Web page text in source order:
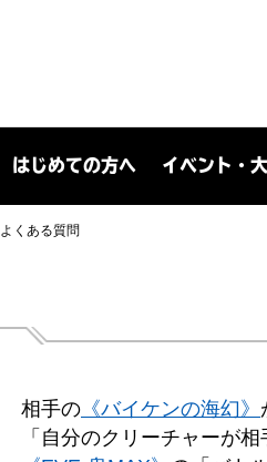
はじめての方へ イベント・
よくある質問
相手の 《バイケンの海幻》
「自分のクリーチャーが